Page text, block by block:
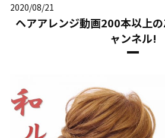
2020/08/21
ヘアアレンジ動画200本以上
ャンネル!